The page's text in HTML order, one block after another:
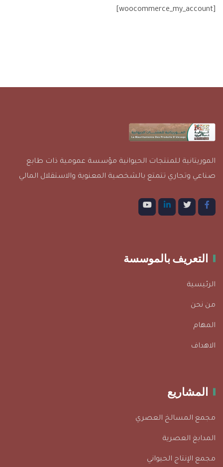
[woocommerce_my_account]
الموريتانية للمنتجات الحيوانية مؤسسة عمومية ذات طابع
صناعي وتجاري تتمتع بالشخصية المعنوية والاستقلال المالي
التعريف بالموسسة
الرئيسية
من نحن
المهام
الاهداف
المشاريع
مجمع المسالخ العصري
المدابغ العصرية
مجمع الإنتاج الحيواني